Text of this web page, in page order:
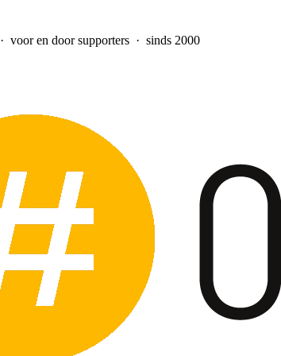
· voor en door supporters · sinds 2000